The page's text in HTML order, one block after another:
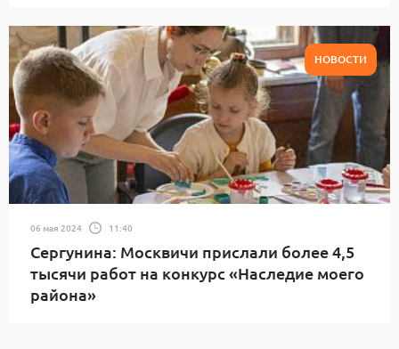
НОВОСТИ
06 мая 2024 11:40
Сергунина: Москвичи прислали более 4,5
тысячи работ на конкурс «Наследие моего
района»